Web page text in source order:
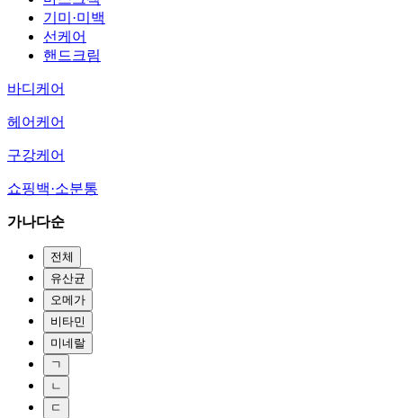
기미·미백
선케어
핸드크림
바디케어
헤어케어
구강케어
쇼핑백·소분통
가나다순
전체
유산균
오메가
비타민
미네랄
ㄱ
ㄴ
ㄷ